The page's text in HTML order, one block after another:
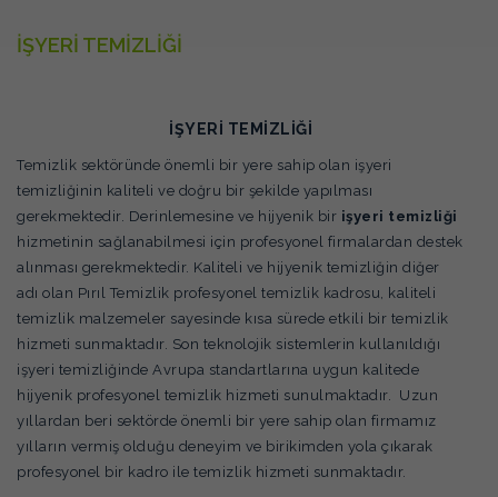
İŞYERİ TEMİZLİĞİ
İŞYERİ TEMİZLİĞİ
Temizlik sektöründe önemli bir yere sahip olan işyeri
temizliğinin kaliteli ve doğru bir şekilde yapılması
gerekmektedir. Derinlemesine ve hijyenik bir işyeri temizliği
hizmetinin sağlanabilmesi için profesyonel firmalardan destek
alınması gerekmektedir. Kaliteli ve hijyenik temizliğin diğer
adı olan Pırıl Temizlik profesyonel temizlik kadrosu, kaliteli
temizlik malzemeler sayesinde kısa sürede etkili bir temizlik
hizmeti sunmaktadır. Son teknolojik sistemlerin kullanıldığı
işyeri temizliğinde Avrupa standartlarına uygun kalitede
hijyenik profesyonel temizlik hizmeti sunulmaktadır. Uzun
yıllardan beri sektörde önemli bir yere sahip olan firmamız
yılların vermiş olduğu deneyim ve birikimden yola çıkarak
profesyonel bir kadro ile temizlik hizmeti sunmaktadır.